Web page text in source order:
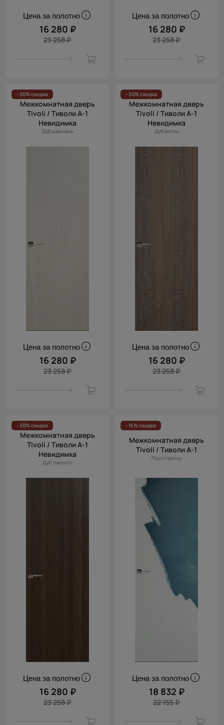
Цена за полотно
16 280 ₽
23 258 ₽
Цена за полотно
16 280 ₽
23 258 ₽
- 30% скидка
Межкомнатная дверь
Tivoli / Тиволи А-1
Невидимка
Дуб шампань
Цена за полотно
16 280 ₽
23 258 ₽
- 30% скидка
Межкомнатная дверь
Tivoli / Тиволи А-1
Невидимка
Дуб антик
Цена за полотно
16 280 ₽
23 258 ₽
- 30% скидка
Межкомнатная дверь
Tivoli / Тиволи А-1
Невидимка
Дуб торонто
Цена за полотно
16 280 ₽
23 258 ₽
- 15% скидка
Межкомнатная дверь
Tivoli / Тиволи А-1
Под отделку
Цена за полотно
18 832 ₽
22 155 ₽